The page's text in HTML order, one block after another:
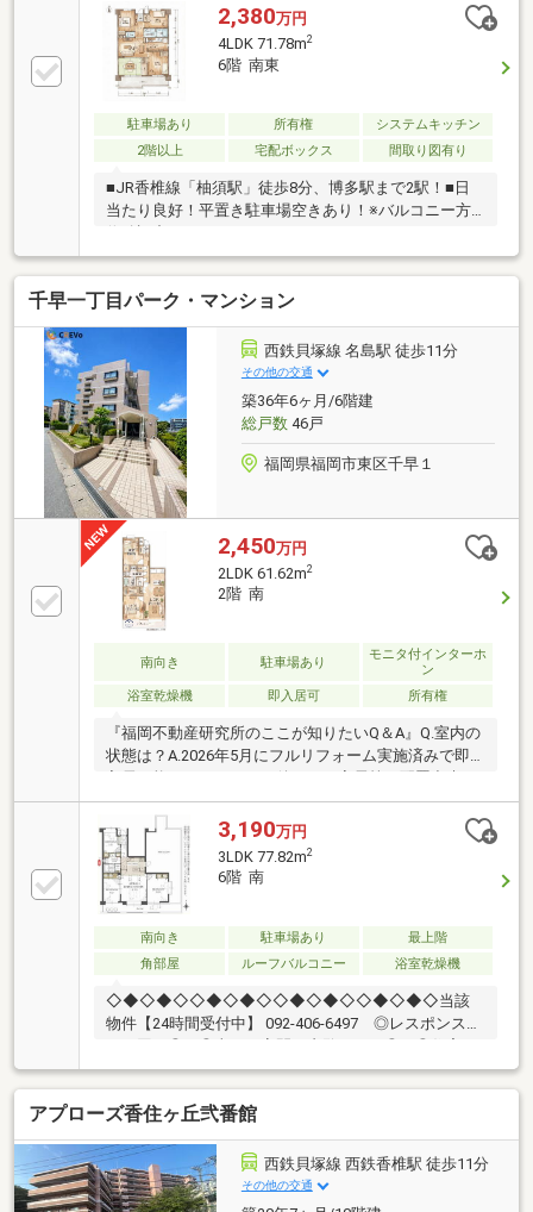
「柚須」駅 徒歩８分〇リノベーション・アフター保
証〇平面駐車場確保可〇３面採光２面バルコニーの開
放感〇洋室４部屋・全居室フローリング〇新耐震基
準・住宅ローン控除適用可■ご見学予約・詳細は直接
スタッフまで■※スタッフ もりた（０９０－８４１４
－８６６１）※１０時～１７時（水曜日店休日）
2,380万円
4LDK 71.78m2
6階 南東
駐車場あり 所有権
システムキッチン
2階以上
宅配ボックス 間取り図有り
■JR香椎線「柚須駅」徒歩8分、博多駅まで2駅！■日
当たり良好！平置き駐車場空きあり！※バルコニー方
千早一丁目パーク・マンション
西鉄貝塚線 名島駅 徒歩11分
その他の交通
築36年6ヶ月/6階建
総戸数46戸
福岡県福岡市東区千早１
2,450万円
2LDK 61.62m2
2階 南
南向き 駐車場あり
モニタ付インターホ
ン
浴室乾燥機
即入居可 所有権
『福岡不動産研究所のここが知りたいQ＆A』Q.室内の
状態は？A.2026年5月にフルリフォーム実施済みで即
造作の棚が設置しており便利です。スイッチプレート
等もこだわりのリフォーム内容ですQ.周辺環境は？A.
徒歩約6分圏内にスーパーのマルキョウやドラッグス
トアが揃い、日々のお買い物がスムーズな住環境です
Q.駐車場はある？A.月額8000円で車の出し入れがスム
ーズな平置き駐車場に空きがありますQ.管理の状況
は？A.2023年に大規模修繕工事実施済み、給排水設備
改修工事なども行っており管理意識の高い管理組合で
3,190万円
3LDK 77.82m2
6階 南
南向き 駐車場あり
最上階
角部屋
ルーフバルコニー 浴室乾燥機
◇◆◇◆◇◇◆◇◆◇◇◆◇◆◇◇◆◇◆◇当該
物件【24時間受付中】 092-406-6497 ◎レスポンス遅
ーン・通るか不安◎◎物件探し・まず何からすればい
い？◎小さなことからなんでも・いつでも♪〇告知事
項がございます。〇新耐震基準・住宅ローン控除利用
可♪〇リフォーム中でもご内覧承ります♪【教育】◆千
早西学校：徒歩10分◆香椎第1中学校：徒歩12分【暮
らし】◆マルキョウ 千早店：徒歩6分◆セブンイレブ
ン 福岡千早1丁目店：徒歩6分◆福岡名島郵便局：徒歩
アプローズ香住ヶ丘弐番館
西鉄貝塚線 西鉄香椎駅 徒歩11分
その他の交通